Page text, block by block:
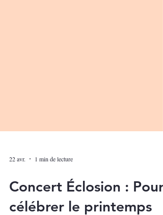
22 avr. 1 min de lecture